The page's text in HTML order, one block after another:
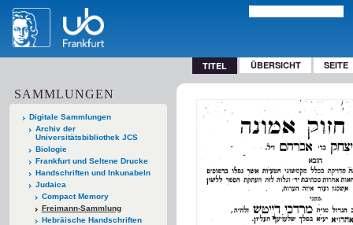
TITEL ÜBERSICHT SEITE
SAMMLUNGEN
Digitale Sammlungen
Archiv der
Universitätsbibliothek JCS
Biologie
Frankfurt und Seltene Drucke
Handschriften und Inkunabeln
Judaica
Compact Memory
Freimann-Sammlung
Hebräische Handschriften